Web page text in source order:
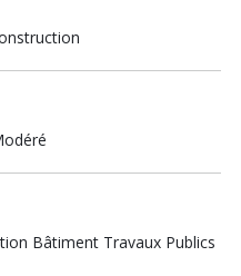
Bâtiment Travaux Publics